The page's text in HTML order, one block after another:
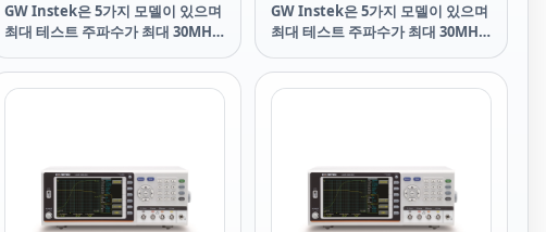
GW Instek은 5가지 모델이 있으며
최대 테스트 주파수가 최대 30MHz
터 ~ LCR-8200을 출시합니다. 전체
시리즈는 7인치 컬러 디스플레이를
으로 표시될 수 있으므로 사용자는
DUT의 특성을 최적으로 해석할 수
있습니다. 동시에 USB 장치 / RS-
GW Instek은 5가지 모델이 있으며
최대 테스트 주파수가 최대 30MHz
터 ~ LCR-8200을 출시합니다. 전체
시리즈는 7인치 컬러 디스플레이를
으로 표시될 수 있으므로 사용자는
DUT의 특성을 최적으로 해석할 수
있습니다. 동시에 USB 장치 / RS-